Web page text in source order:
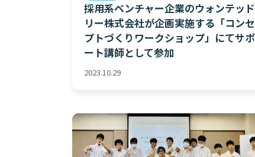
採用系ベンチャー企業のウォンテッド
リー株式会社が企画実施する「コンセ
プトづくりワークショップ」にてサポ
ート講師として参加
2023.10.29